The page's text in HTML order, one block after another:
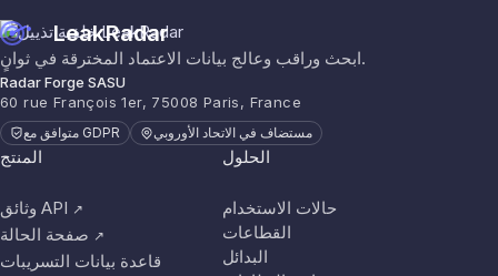
LeakRadar
ابحث وراقب وعالج بيانات الاعتماد المخترقة في ثوانٍ.
Radar Forge SASU
60 rue François 1er, 75008 Paris, France
متوافق مع GDPR مستضاف في الاتحاد الأوروبي
المنتج
وثائق API ↗
صفحة الحالة ↗
قاعدة بيانات التسريبات
الحلول
حالات الاستخدام
القطاعات
البدائل